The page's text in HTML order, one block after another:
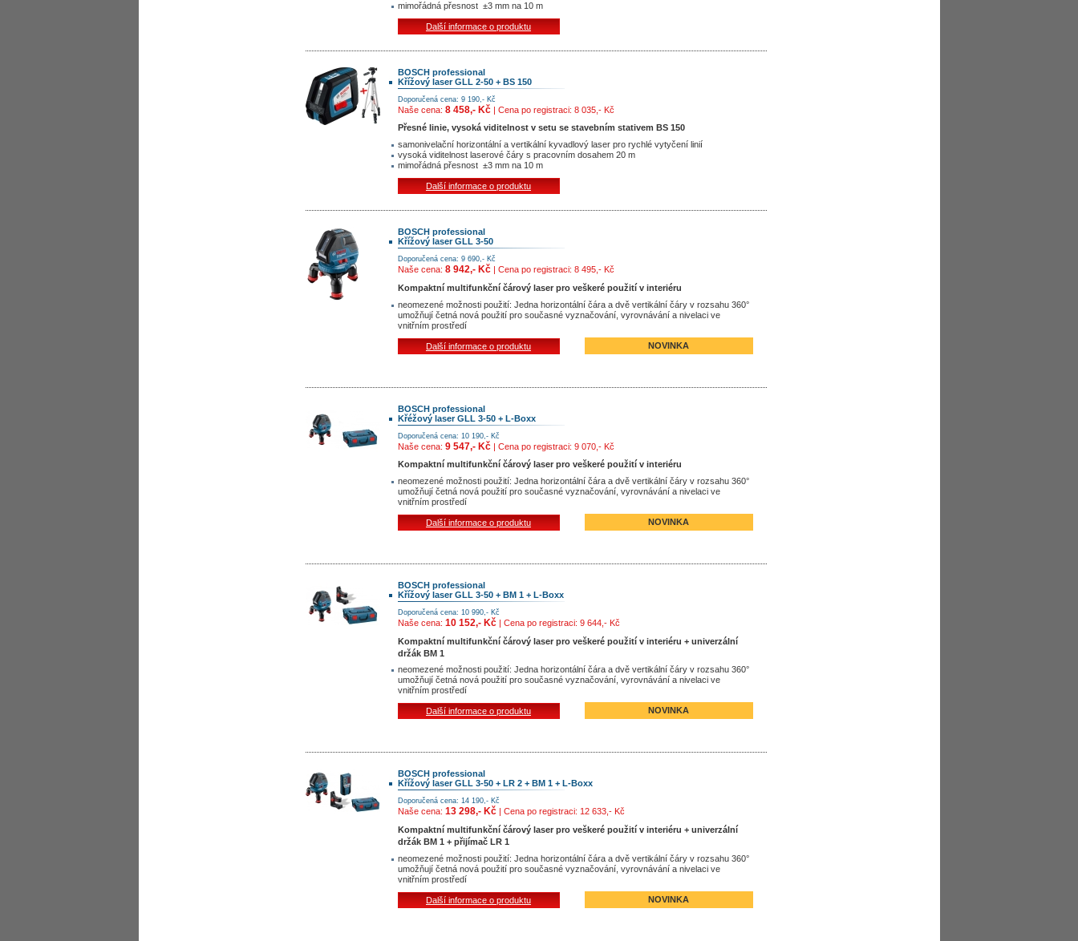
mimořádná přesnost ±3 mm na 10 m
Další informace o produktu
BOSCH professional
Křížový laser GLL 2-50 + BS 150
Doporučená cena: 9 190,- Kč
Naše cena: 8 458,- Kč | Cena po registraci: 8 035,- Kč
Přesné linie, vysoká viditelnost v setu se stavebním stativem BS 150
samonivelační horizontální a vertikální kyvadlový laser pro rychlé vytyčení linií
vysoká viditelnost laserové čáry s pracovním dosahem 20 m
mimořádná přesnost ±3 mm na 10 m
Další informace o produktu
BOSCH professional
Křížový laser GLL 3-50
Doporučená cena: 9 690,- Kč
Naše cena: 8 942,- Kč | Cena po registraci: 8 495,- Kč
Kompaktní multifunkční čárový laser pro veškeré použití v interiéru
neomezené možnosti použití: Jedna horizontální čára a dvě vertikální čáry v rozsahu 360°
umožňují četná nová použití pro současné vyznačování, vyrovnávání a nivelaci ve
vnitřním prostředí
Další informace o produktu NOVINKA
BOSCH professional
Křéžový laser GLL 3-50 + L-Boxx
Doporučená cena: 10 190,- Kč
Naše cena: 9 547,- Kč | Cena po registraci: 9 070,- Kč
Kompaktní multifunkční čárový laser pro veškeré použití v interiéru
neomezené možnosti použití: Jedna horizontální čára a dvě vertikální čáry v rozsahu 360°
umožňují četná nová použití pro současné vyznačování, vyrovnávání a nivelaci ve
vnitřním prostředí
Další informace o produktu NOVINKA
BOSCH professional
Křížový laser GLL 3-50 + BM 1 + L-Boxx
Doporučená cena: 10 990,- Kč
Naše cena: 10 152,- Kč | Cena po registraci: 9 644,- Kč
Kompaktní multifunkční čárový laser pro veškeré použití v interiéru + univerzální
držák BM 1
neomezené možnosti použití: Jedna horizontální čára a dvě vertikální čáry v rozsahu 360°
umožňují četná nová použití pro současné vyznačování, vyrovnávání a nivelaci ve
vnitřním prostředí
Další informace o produktu NOVINKA
BOSCH professional
Křížový laser GLL 3-50 + LR 2 + BM 1 + L-Boxx
Doporučená cena: 14 190,- Kč
Naše cena: 13 298,- Kč
| Cena po registraci: 12 633,- Kč
Kompaktní multifunkční čárový laser pro veškeré použití v interiéru + univerzální
držák BM 1 + přijímač LR 1
neomezené možnosti použití: Jedna horizontální čára a dvě vertikální čáry v rozsahu 360°
umožňují četná nová použití pro současné vyznačování, vyrovnávání a nivelaci ve
vnitřním prostředí
Další informace o produktu NOVINKA